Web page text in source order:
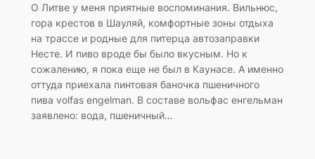
О Литве у меня приятные воспоминания. Вильнюс,
гора крестов в Шауляй, комфортные зоны отдыха
на трассе и родные для питерца автозаправки
Несте. И пиво вроде бы было вкусным. Но к
сожалению, я пока еще не был в Каунасе. А именно
оттуда приехала пинтовая баночка пшеничного
пива volfas engelman. В составе вольфас енгельман
заявлено: вода, пшеничный…